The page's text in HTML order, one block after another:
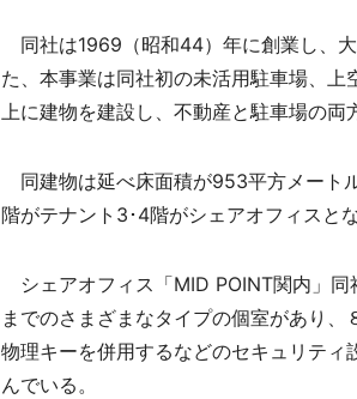
同社は1969（昭和44）年に創業し、
た、本事業は同社初の未活用駐車場、
上に建物を建設し、不動産と駐車場の両
同建物は延べ床面積が953平方メート
階がテナント3･4階がシェアオフィスと
シェアオフィス「MID POINT関内」同
までのさまざまなタイプの個室があり
物理キーを併用するなどのセキュリテ
んでいる。